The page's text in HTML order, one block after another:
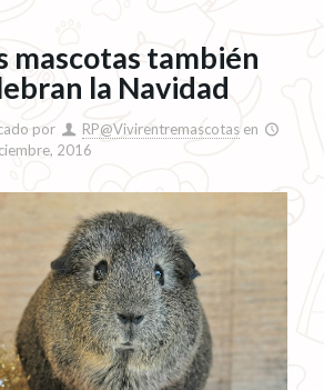
mascotas también
la Navidad
por RP@Vivirentremascotas en
2016